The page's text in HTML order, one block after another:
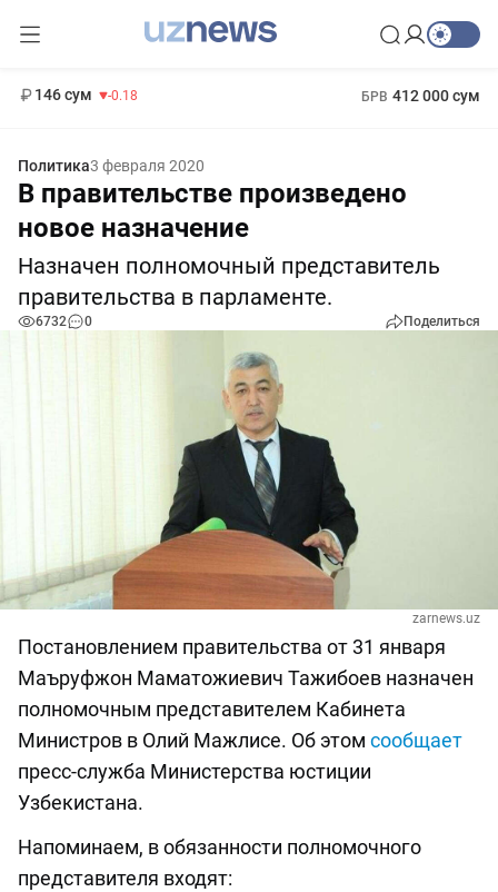
146 сум -0.18 БРВ 412 000 сум
Политика3 февраля 2020
В правительстве произведено
новое назначение
Назначен полномочный представитель
правительства в парламенте.
6732 0 Поделиться
zarnews.uz
Постановлением правительства от 31 января
Маъруфжон Маматожиевич Тажибоев назначен
полномочным представителем Кабинета
Министров в Олий Мажлисе. Об этом сообщает
пресс-служба Министерства юстиции
Узбекистана.
Напоминаем, в обязанности полномочного
представителя входят: